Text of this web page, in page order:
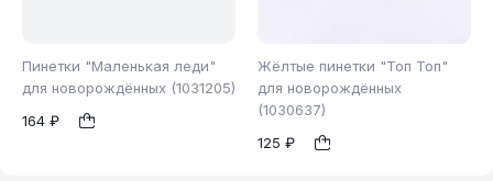
Пинетки "Маленькая леди"
для новорождённых (1031205)
164 ₽
б/р
Жёлтые пинетки "Топ Топ"
для новорождённых
(1030637)
125 ₽
1